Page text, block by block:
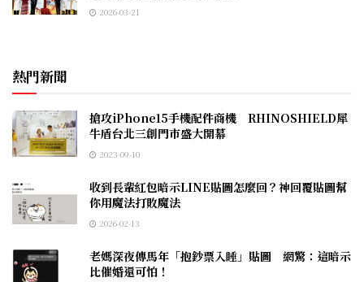
2026-03-21
熱門新聞
搶攻iPhone15手機配件商機 RHINOSHIELD犀
牛盾台北三創門市盛大開幕
2023-09-10
收到長輩紅包暗示LINE貼圖怎麼回？神回覆貼圖幫
你用魔法打敗魔法
2026-02-13
老媽深夜傳馬年「抱鈔票入睡」貼圖 網驚：這暗示
比催婚還可怕！